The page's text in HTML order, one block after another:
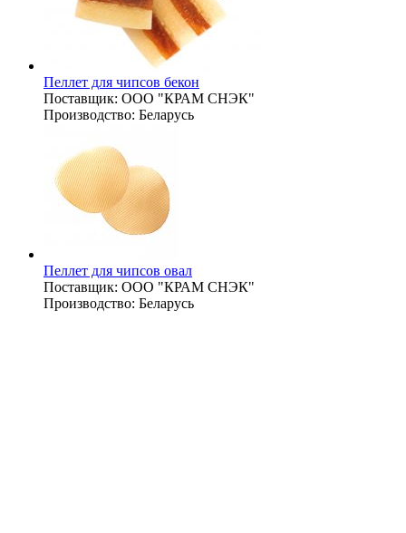
Пеллет для чипсов бекон
Поставщик: ООО "КРАМ СНЭК"
Производство: Беларусь
Пеллет для чипсов овал
Поставщик: ООО "КРАМ СНЭК"
Производство: Беларусь